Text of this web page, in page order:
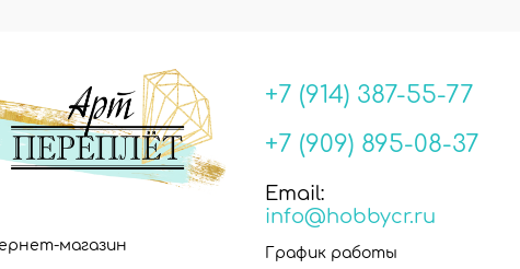
магазин
+7 (914) 387-55-77
+7 (909) 895-08-37
Email:
info@hobbycr.ru
График работы